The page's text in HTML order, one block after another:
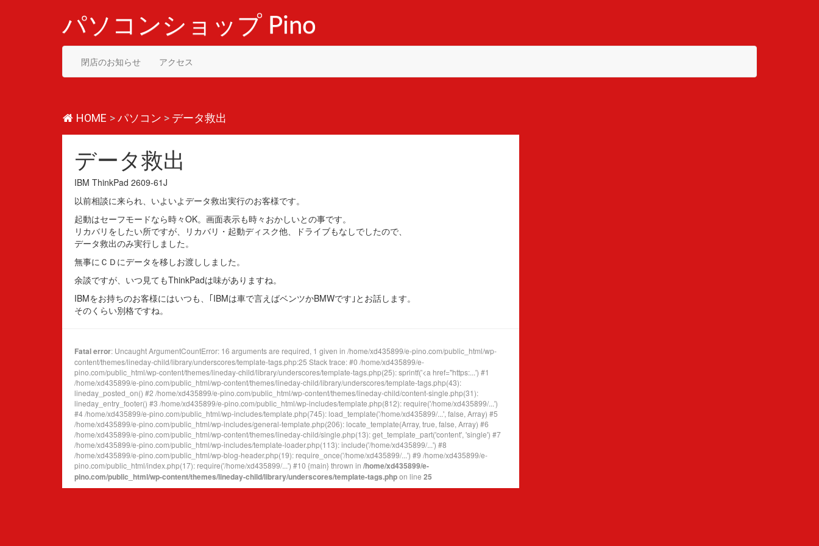
パソコンショップ Pino
閉店のお知らせ アクセス
HOME >パソコン > データ救出
データ救出
IBM ThinkPad 2609-61J
以前相談に来られ、いよいよデータ救出実行のお客様です。
起動はセーフモードなら時々OK。画面表示も時々おかしいとの事です。
リカバリをしたい所ですが、リカバリ・起動ディスク他、ドライブもなしでしたので、
データ救出のみ実行しました。
無事にＣＤにデータを移しお渡ししました。
余談ですが、いつ見てもThinkPadは味がありますね。
IBMをお持ちのお客様にはいつも、｢IBMは車で言えばベンツかBMWです｣とお話します。
そのくらい別格ですね。
Fatal error: Uncaught ArgumentCountError: 16 arguments are required, 1 given in /home/xd435899/e-pino.com/public_html/wp-
content/themes/lineday-child/library/underscores/template-tags.php:25 Stack trace: #0 /home/xd435899/e-
pino.com/public_html/wp-content/themes/lineday-child/library/underscores/template-tags.php(25): sprintf('<a href="https:...') #1
/home/xd435899/e-pino.com/public_html/wp-content/themes/lineday-child/library/underscores/template-tags.php(43):
lineday_posted_on() #2 /home/xd435899/e-pino.com/public_html/wp-content/themes/lineday-child/content-single.php(31):
lineday_entry_footer() #3 /home/xd435899/e-pino.com/public_html/wp-includes/template.php(812): require('/home/xd435899/...')
#4 /home/xd435899/e-pino.com/public_html/wp-includes/template.php(745): load_template('/home/xd435899/...', false, Array) #5
/home/xd435899/e-pino.com/public_html/wp-includes/general-template.php(206): locate_template(Array, true, false, Array) #6
/home/xd435899/e-pino.com/public_html/wp-content/themes/lineday-child/single.php(13): get_template_part('content', 'single') #7
/home/xd435899/e-pino.com/public_html/wp-includes/template-loader.php(113): include('/home/xd435899/...') #8
/home/xd435899/e-pino.com/public_html/wp-blog-header.php(19): require_once('/home/xd435899/...') #9 /home/xd435899/e-
pino.com/public_html/index.php(17): require('/home/xd435899/...') #10 {main} thrown in /home/xd435899/e-
pino.com/public_html/wp-content/themes/lineday-child/library/underscores/template-tags.phpon line 25